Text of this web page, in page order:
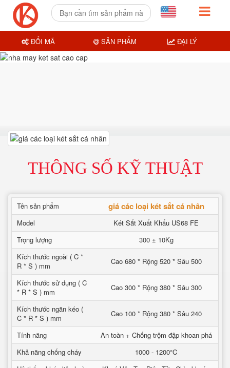
THÔNG SỐ KỸ THUẬT
Tên sản phẩm giá các loại két sắt cá nhân
Model
Két Sắt Xuất Khẩu US68 FE
Trọng lượng
300 ± 10Kg
Kích thước ngoài ( C *
R * S ) mm
Cao 680 * Rộng 520 * Sâu 500
Kích thước sử dụng ( C
* R * S ) mm
Cao 300 * Rộng 380 * Sâu 300
Kích thước ngăn kéo (
C * R * S ) mm
Cao 100 * Rộng 380 * Sâu 240
Tính năng
An toàn + Chống trộm đập khoan phá
Khả năng chống cháy
1000 - 1200°C
ĐỔI MÃ SẢN PHẨM ĐẠI LÝ